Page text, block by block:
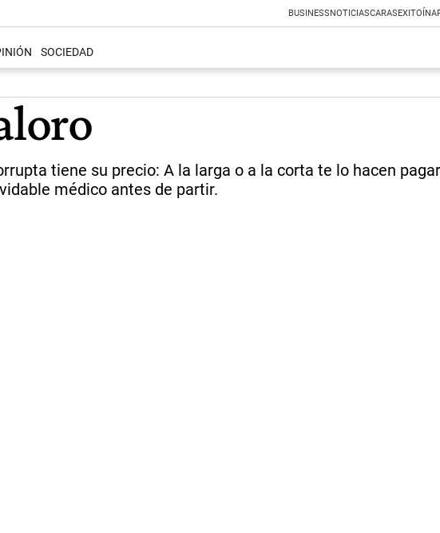
BUSINESSNOTICIASCARASEXITOÍNA
SOCIEDAD
tiene su precio: A la larga o a la corta te lo hacen
médico antes de partir.